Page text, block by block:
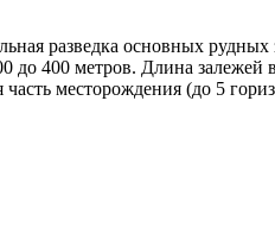
разведка основных рудных
400 метров. Длина
месторождения (до 5